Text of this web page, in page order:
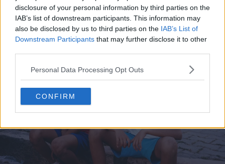
disclosure of your personal information by third parties on the
IAB’s list of downstream participants. This information may
also be disclosed by us to third parties on the IAB’s List of
Downstream Participants that may further disclose it to other
Personal Data Processing Opt Outs
CONFIRM